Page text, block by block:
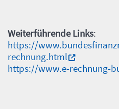
Weiterführende Links:
https://
rechnung.html
https://www.e-rechnung-